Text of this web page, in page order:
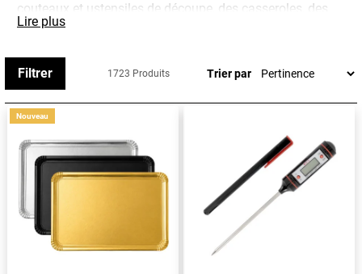
couteaux et ustensiles de découpe, des casseroles, des
siphons, des fouets, des balances de cuisine, des
emporte-pièces, des mandolines, des pinces, des
mallettes de cuisine, des livres de pâtisserie, et bien plus
encore.
Tous nos produits sont fabriqués à partir de matériaux de
qualité supérieure et sont conçus pour être durables et
faciles à utiliser. Nous proposons également une gamme
de produits électriques, tels que des machines à pâtes,
des machines à pizza, des blenders, des mixeurs, des
batteurs, des hachoirs, des trancheuses, et bien plus
encore.
Lire plus
1723 Produits
Filtrer Trier par
Nouveau